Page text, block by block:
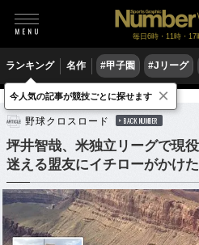
毎日6時・11時・17
ランキング 名作 #甲子園 #Jリーグ
野球 MLB
野球クロスロード BACK NUMBER
坪井智哉、米独立リーグで現役
迷える盟友にイチローがかけた
今人気の記事が競技ごとに探せます ×